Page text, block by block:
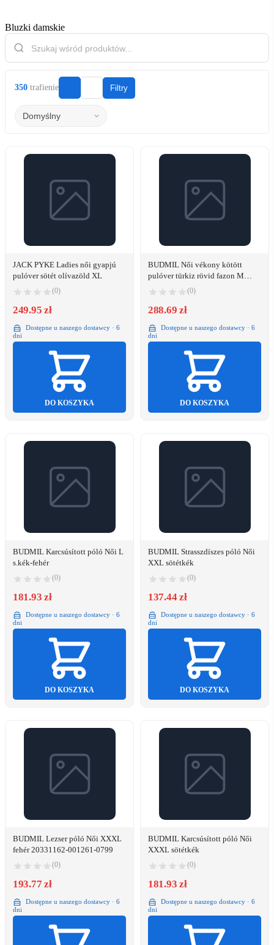
Bluzki damskie
350 trafienie Filtry
JACK PYKE Ladies női gyapjú
pulóver sötét olívazöld XL
(0)
249.95 zł
Dostępne u naszego dostawcy · 6
dni
DO KOSZYKA
BUDMIL Női vékony kötött
pulóver türkiz rövid fazon M
20050838-002261-0399
(0)
288.69 zł
Dostępne u naszego dostawcy · 6
dni
DO KOSZYKA
BUDMIL Karcsúsított póló Női L
s.kék-fehér
(0)
181.93 zł
Dostępne u naszego dostawcy · 6
dni
DO KOSZYKA
BUDMIL Strasszdíszes póló Női
XXL sötétkék
(0)
137.44 zł
Dostępne u naszego dostawcy · 6
dni
DO KOSZYKA
BUDMIL Lezser póló Női XXXL
fehér 20331162-001261-0799
(0)
193.77 zł
Dostępne u naszego dostawcy · 6
dni
BUDMIL Karcsúsított póló Női
XXXL sötétkék
(0)
181.93 zł
Dostępne u naszego dostawcy · 6
dni